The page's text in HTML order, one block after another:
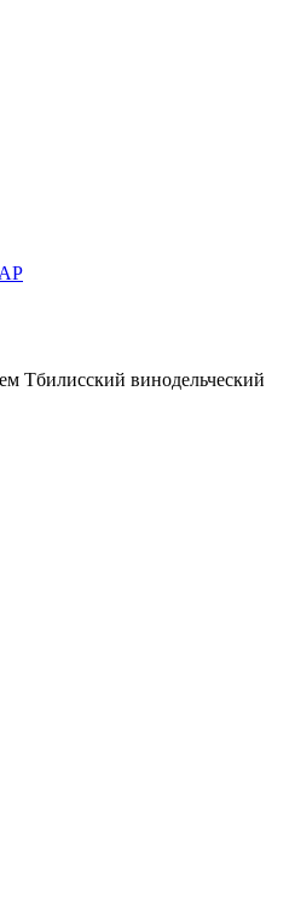
Тбилисский винодельческий